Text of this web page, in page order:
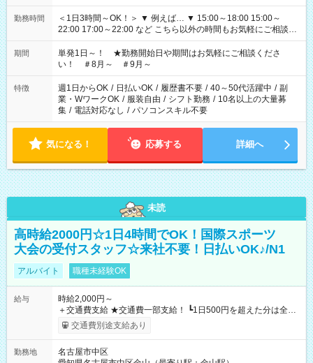
勤務時間
＜1日3時間～OK！＞ ▼ 例えば… ▼ 15:00～18:00 15:00～
22:00 17:00～22:00 など こちら以外の時間もお気軽にご相談く
ださい！
期間
単発1日～！ ★勤務開始日や期間はお気軽にご相談くださ
い！ ＃8月～ ＃9月～
特徴 週1日からOK / 日払いOK / 履歴書不要 / 40～50代活躍中 / 副
業・WワークOK / 服装自由 / シフト勤務 / 10名以上の大量募
集 / 電話対応なし / パソコンスキル不要
気になる！ 応募する 詳細へ
未読
高時給2000円☆1日4時間でOK！国際スポーツ
大会の受付スタッフ☆来社不要！日払いOK♪/N1
アルバイト 職種未経験OK
給与
時給2,000円～
＋交通費支給 ★交通費一部支給！ ┗1日500円を超えた分は全額
支給！ ※往復500円以内の方は自己負担となります ★日払い
OK！（規定あり） ┗働いたその日に現金GET♪ お仕事後はコン
期間なし
交通費別途支給あり
勤務地
名古屋市中区